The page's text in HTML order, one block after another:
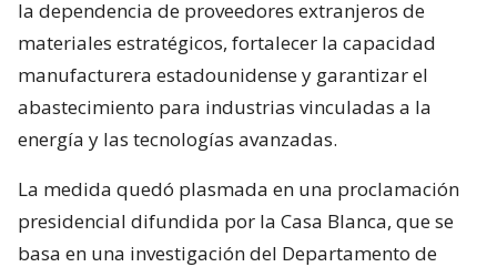
la dependencia de proveedores extranjeros de
materiales estratégicos, fortalecer la capacidad
manufacturera estadounidense y garantizar el
abastecimiento para industrias vinculadas a la
energía y las tecnologías avanzadas.
La medida quedó plasmada en una proclamación
presidencial difundida por la Casa Blanca, que se
basa en una investigación del Departamento de